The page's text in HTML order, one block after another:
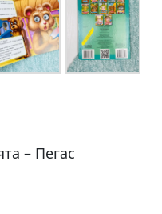
– Пегас